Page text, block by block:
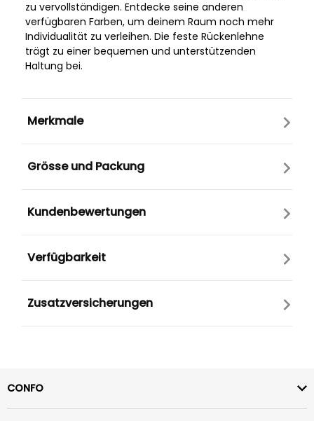
zu vervollständigen. Entdecke seine anderen
verfügbaren Farben, um deinem Raum noch mehr
Individualität zu verleihen. Die feste Rückenlehne
trägt zu einer bequemen und unterstützenden
Haltung bei.
Merkmale
Grösse und Packung
Kundenbewertungen
Verfügbarkeit
Zusatzversicherungen
CONFO